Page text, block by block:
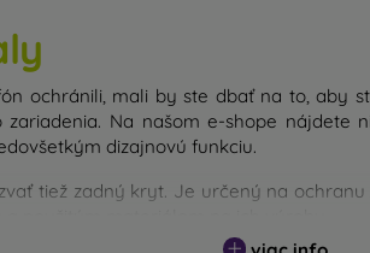
ochránili, mali by ste dbať na to, aby
Na našom e-shope
dizajnovú funkciu.
tiež zadný kryt. Je určený na